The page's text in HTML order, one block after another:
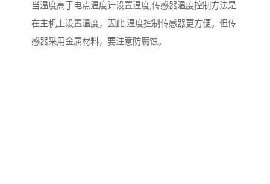
当温度高于电点温度计设置温度,传感器温度控制方法是
在主机上设置温度，因此,温度控制传感器更方便。但传
感器采用金属材料，要注意防腐蚀。